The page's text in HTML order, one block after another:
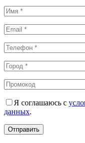
Я соглашаюсь с
данных.